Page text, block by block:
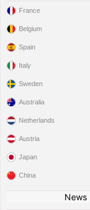
France
Belgium
Spain
Italy
Sweden
Australia
Netherlands
Austria
Japan
China
News|